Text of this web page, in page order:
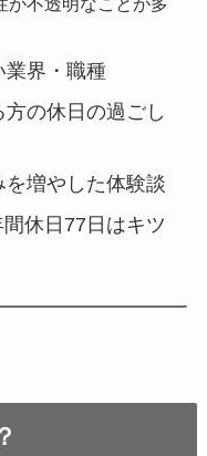
業界・職種
の休日の過ごし
増やした体験談
休日77日はキツ